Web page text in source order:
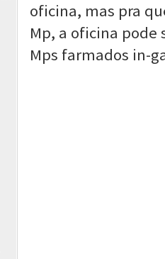
oficina, mas pra
Mp, a oficina pode
Mps farmados in-